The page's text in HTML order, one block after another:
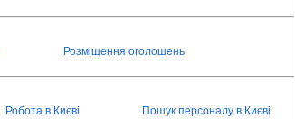
Розміщення оголошень
Робота в Києві Пошук персоналу в Києві